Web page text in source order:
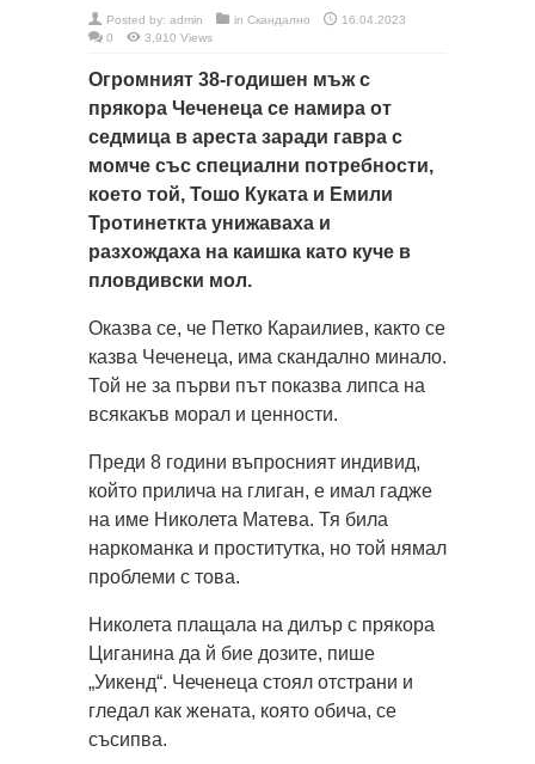
Posted by: admin in Скандално
16.04.2023
0
3,910 Views
Огромният 38-годишен мъж с
прякора Чеченеца се намира от
седмица в ареста заради гавра с
момче със специални потребности,
което той, Тошо Куката и Емили
Тротинеткта унижаваха и
разхождаха на каишка като куче в
пловдивски мол.
Оказва се, че Петко Караилиев, както се
казва Чеченеца, има скандално минало.
Той не за първи път показва липса на
всякакъв морал и ценности.
Преди 8 години въпросният индивид,
който прилича на глиган, е имал гадже
на име Николета Матева. Тя била
наркоманка и проститутка, но той нямал
проблеми с това.
Николета плащала на дилър с прякора
Циганина да й бие дозите, пише
„Уикенд“. Чеченеца стоял отстрани и
гледал как жената, която обича, се
съсипва.